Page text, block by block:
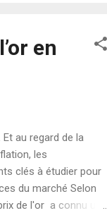
en
au regard de la
les
clés à étudier pour
du marché Selon
de l'or a connu une